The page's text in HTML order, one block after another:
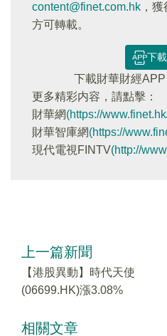
content@finet.com.hk ，
方可轉載。
下
下載財華財經
更多精彩内容，請點擊：
財華網(https://
財華智庫網(https://
現代電視FINTV(http://
上一篇新聞
【港股異動】時代天使
(06699.HK)漲3.08%
相關文章